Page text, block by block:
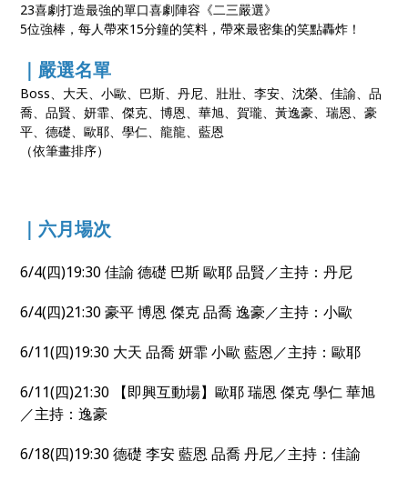
23喜劇打造最強的單口喜劇陣容《二三嚴選》
5位強棒，每人帶來15分鐘的笑料，帶來最密集的笑點轟炸！
｜嚴選名單
Boss、大天、小歐、巴斯、丹尼、壯壯、李安、沈榮、佳諭、品
喬、品賢、妍霏、傑克、博恩、華旭、賀瓏、黃逸豪、瑞恩、豪
平、德礎、歐耶、學仁、龍龍、藍恩
（依筆畫排序）
｜六月場次
6/4(四)19:30 佳諭 德礎 巴斯 歐耶 品賢／主持：丹尼
6/4(四)21:30 豪平 博恩 傑克 品喬 逸豪／主持：小歐
6/11(四)19:30 大天 品喬 妍霏 小歐 藍恩／主持：歐耶
6/11(四)21:30 【即興互動場】歐耶 瑞恩 傑克 學仁 華旭
／主持：逸豪
6/18(四)19:30 德礎 李安 藍恩 品喬 丹尼／主持：佳諭